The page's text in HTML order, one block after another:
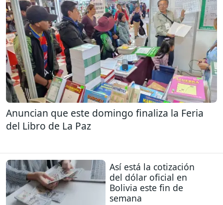
Anuncian que este domingo finaliza la Feria
del Libro de La Paz
Así está la cotización
del dólar oficial en
Bolivia este fin de
semana